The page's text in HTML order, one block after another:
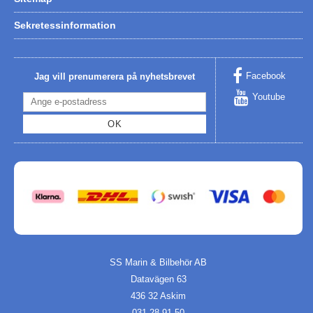
Sekretessinformation
Jag vill prenumerera på nyhetsbrevet
OK
Facebook
Youtube
SS Marin & Bilbehör AB
Datavägen 63
436 32 Askim